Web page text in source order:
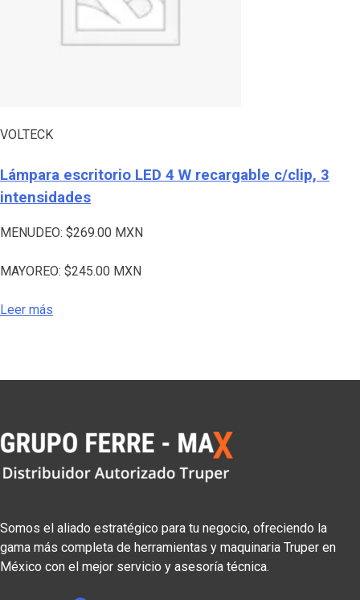
VOLTECK
Lámpara escritorio LED 4 W recargable c/clip, 3
intensidades
MENUDEO: $269.00 MXN
MAYOREO: $245.00 MXN
Leer más
Somos el aliado estratégico para tu negocio, ofreciendo la
gama más completa de herramientas y maquinaria Truper en
México con el mejor servicio y asesoría técnica.